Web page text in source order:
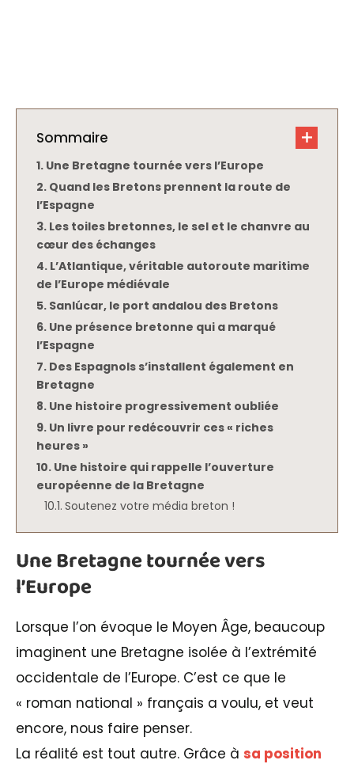
Sommaire
Une Bretagne tournée vers l’Europe
Quand les Bretons prennent la route de
l’Espagne
Les toiles bretonnes, le sel et le chanvre au
cœur des échanges
L’Atlantique, véritable autoroute maritime
de l’Europe médiévale
Sanlúcar, le port andalou des Bretons
Une présence bretonne qui a marqué
l’Espagne
Des Espagnols s’installent également en
Bretagne
Une histoire progressivement oubliée
Un livre pour redécouvrir ces « riches
heures »
Une histoire qui rappelle l’ouverture
européenne de la Bretagne
Soutenez votre média breton !
Une Bretagne tournée vers
l’Europe
Lorsque l’on évoque le Moyen Âge, beaucoup
imaginent une Bretagne isolée à l’extrémité
occidentale de l’Europe. C’est ce que le
« roman national » français a voulu, et veut
encore, nous faire penser.
La réalité est tout autre. Grâce à sa position